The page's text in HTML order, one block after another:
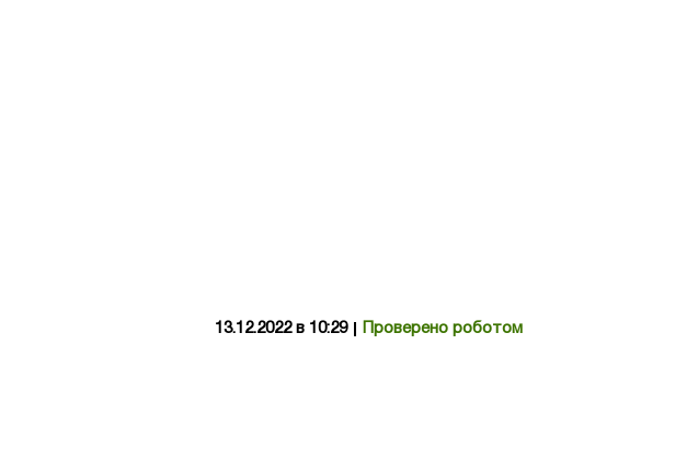
Проверено роботом
13.12.2022 в 10:29